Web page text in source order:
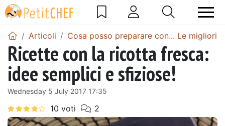
Articoli Cosa posso preparare con... Le migliori
Ricette con la ricotta fresca:
idee semplici e sfiziose!
Wednesday 5 July 2017 17:35